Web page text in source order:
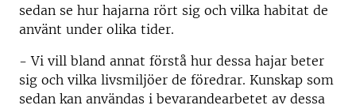
sedan se hur hajarna rört sig och vilka habitat de
använt under olika tider.
- Vi vill bland annat förstå hur dessa hajar beter
sig och vilka livsmiljöer de föredrar. Kunskap som
sedan kan användas i bevarandearbetet av dessa